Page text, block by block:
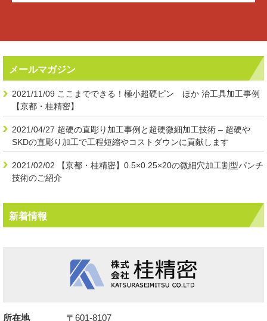
メールマガジン
2021/11/09 ここまでできる！極小超硬ピン ほか 治工具加工事例
【京都・桂精密】
2021/04/27 超硬の直彫り加工事例と超硬微細加工技術 – 超硬や
SKDの直彫り加工で工程短縮やコストダウンに貢献します
2021/02/02
【京都・桂精密】0.5×0.25×20の微細穴加工割型パンチ
技術のご紹介
新着情報
所在地 〒601-8107